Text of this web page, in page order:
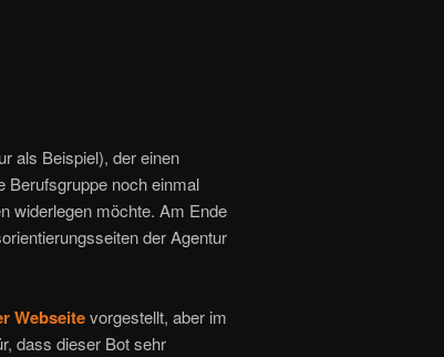
als Beispiel), der einen
Berufsgruppe noch einmal
widerlegen möchte. Am Ende
der Agentur
Webseitevorgestellt, aber im
dass dieser Bot sehr